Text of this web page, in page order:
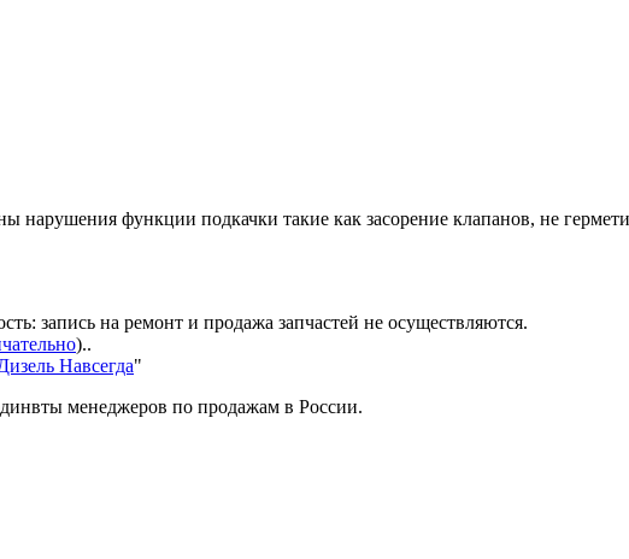
нарушения функции подкачки такие как засорение клапанов, не
запись на ремонт и продажа запчастей не осуществляются.
)..
Навсегда"
менеджеров по продажам в России.